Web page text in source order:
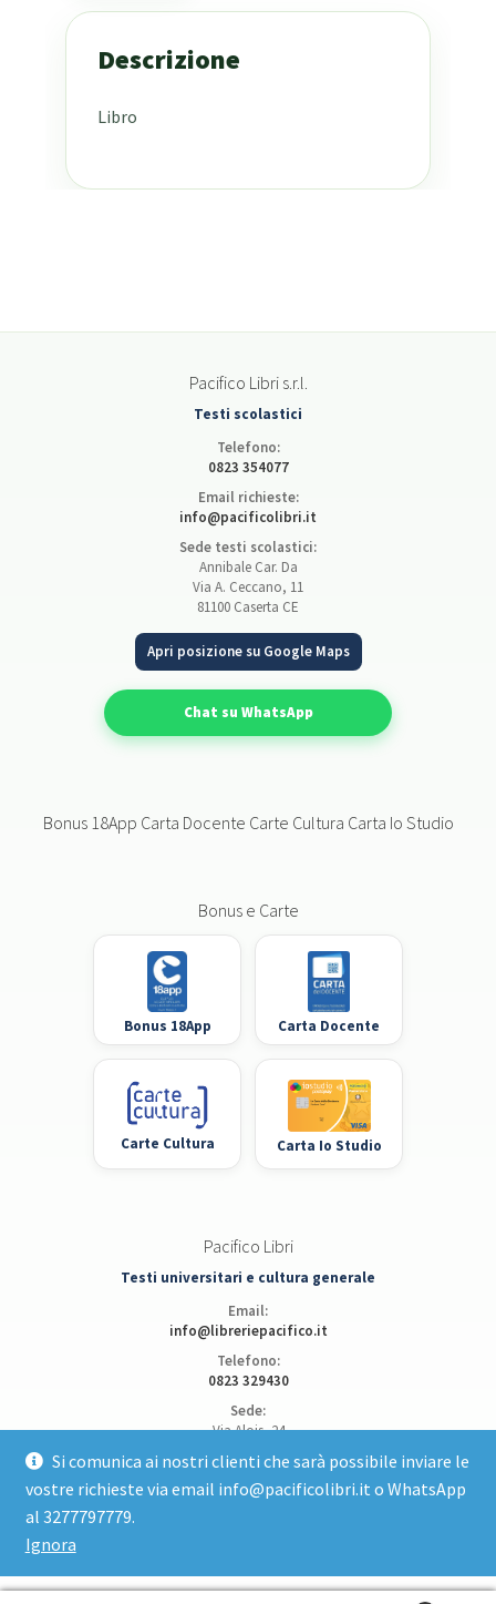
Si comunica ai nostri clienti che sarà possibile inviare le
vostre richieste via email info@pacificolibri.it o WhatsApp
al 3277797779.
Ignora
Descrizione
Libro
Pacifico Libri s.r.l.
Testi scolastici
Telefono:
0823 354077
Email richieste:
info@pacificolibri.it
Sede testi scolastici:
Annibale Car. Da
Via A. Ceccano, 11
81100 Caserta CE
Apri posizione su Google Maps
Chat su WhatsApp
Bonus 18App Carta Docente Carte Cultura Carta Io Studio
Bonus e Carte
Bonus 18App Carta Docente
Carte Cultura Carta Io Studio
Pacifico Libri
Testi universitari e cultura generale
Email:
info@libreriepacifico.it
Telefono:
0823 329430
Sede:
Via Alois, 24
81100 Caserta
Apri posizione su Google Maps